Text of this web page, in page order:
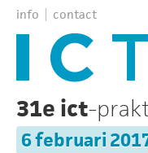
info contact
31e ict-
6 februari